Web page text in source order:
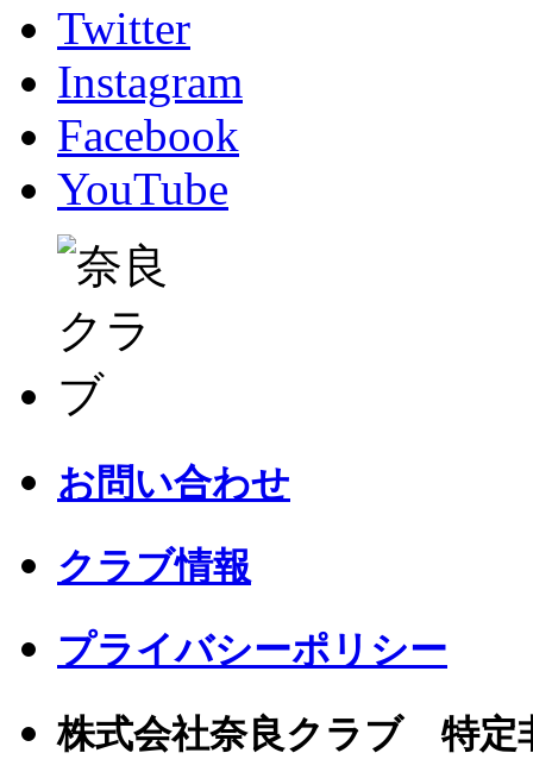
Twitter
Instagram
Facebook
YouTube
お問い合わせ
クラブ情報
プライバシーポリシー
株式会社奈良クラブ 特定